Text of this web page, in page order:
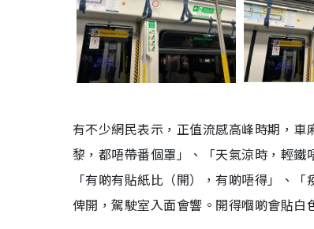
有不少網民表示，正值流感高峰時期，
黎，都唔帶番個罩」、「天氣涼時，輕鐵
「有啲有貼紙比（開），有啲唔得」、
俾開，駕駛室入面會響。開得嗰啲會貼白